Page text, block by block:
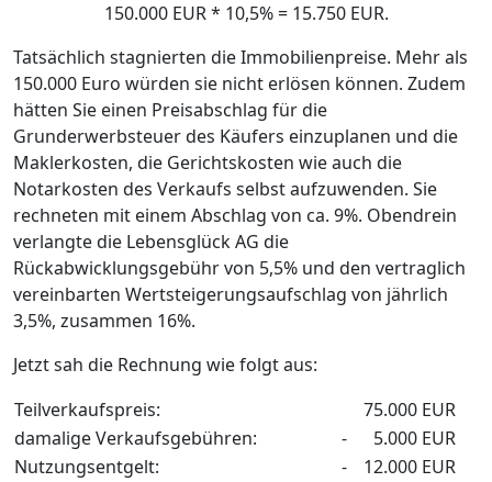
150.000 EUR * 10,5% = 15.750 EUR.
Tatsächlich stagnierten die Immobilienpreise. Mehr als
150.000 Euro würden sie nicht erlösen können. Zudem
hätten Sie einen Preisabschlag für die
Grunderwerbsteuer des Käufers einzuplanen und die
Maklerkosten, die Gerichtskosten wie auch die
Notarkosten des Verkaufs selbst aufzuwenden. Sie
rechneten mit einem Abschlag von ca. 9%. Obendrein
verlangte die Lebensglück AG die
Rückabwicklungsgebühr von 5,5% und den vertraglich
vereinbarten Wertsteigerungsaufschlag von jährlich
3,5%, zusammen 16%.
Jetzt sah die Rechnung wie folgt aus:
Teilverkaufspreis:
75.000 EUR
damalige Verkaufsgebühren:
-
5.000 EUR
Nutzungsentgelt:
-
12.000 EUR